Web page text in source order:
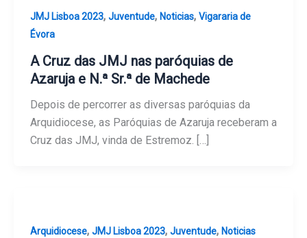
JMJ Lisboa 2023, Juventude, Noticias, Vigararia de
Évora
A Cruz das JMJ nas paróquias de
Azaruja e N.ª Sr.ª de Machede
Depois de percorrer as diversas paróquias da
Arquidiocese, as Paróquias de Azaruja receberam a
Cruz das JMJ, vinda de Estremoz. […]
Arquidiocese, JMJ Lisboa 2023, Juventude, Noticias